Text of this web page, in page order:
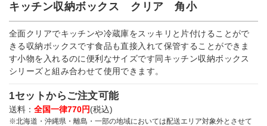
キッチン収納ボックス クリア 角小
全面クリアでキッチンや冷蔵庫をスッキリと片付けることがで
きる収納ボックスです食品も直接入れて保管することができま
す小物を入れるのに便利なサイズです同キッチン収納ボックス
シリーズと組み合わせて使用できます。
1セットからご注文可能
送料： 全国一律770円(税込)
※北海道・沖縄県・離島・一部の地域においては配送エリア対象外とさせて